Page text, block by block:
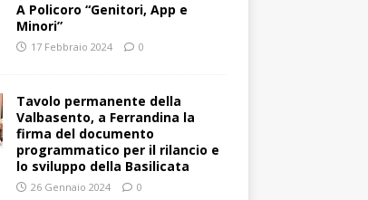
A Policoro “Genitori, App e
Minori”
17 Febbraio 2024 0
Tavolo permanente della
Valbasento, a Ferrandina la
firma del documento
programmatico per il rilancio e
lo sviluppo della Basilicata
26 Gennaio 2024 0